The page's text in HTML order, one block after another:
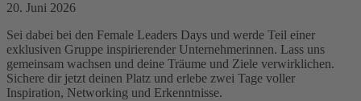
20. Juni 2026
Sei dabei bei den Female Leaders Days und werde Teil einer
exklusiven Gruppe inspirierender Unternehmerinnen. Lass uns
gemeinsam wachsen und deine Träume und Ziele verwirklichen.
Sichere dir jetzt deinen Platz und erlebe zwei Tage voller
Inspiration, Networking und Erkenntnisse.